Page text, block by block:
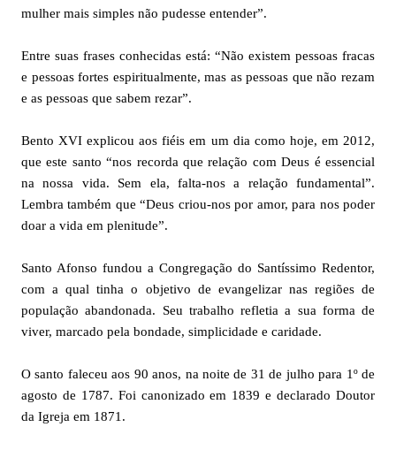
mulher mais simples não pudesse entender”.
Entre suas frases conhecidas está: “Não existem pessoas fracas
e pessoas fortes espiritualmente, mas as pessoas que não rezam
e as pessoas que sabem rezar”.
Bento XVI explicou aos fiéis em um dia como hoje, em 2012,
que este santo “nos recorda que relação com Deus é essencial
na nossa vida. Sem ela, falta-nos a relação fundamental”.
Lembra também que “Deus criou-nos por amor, para nos poder
doar a vida em plenitude”.
Santo Afonso fundou a Congregação do Santíssimo Redentor,
com a qual tinha o objetivo de evangelizar nas regiões de
população abandonada. Seu trabalho refletia a sua forma de
viver, marcado pela bondade, simplicidade e caridade.
O santo faleceu aos 90 anos, na noite de 31 de julho para 1º de
agosto de 1787. Foi canonizado em 1839 e declarado Doutor
da Igreja em 1871.